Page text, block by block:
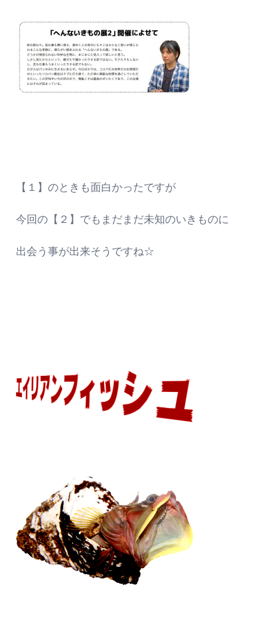
【１】のときも面白かったですが
今回の【２】でもまだまだ未知のいきものに
出会う事が出来そうですね☆